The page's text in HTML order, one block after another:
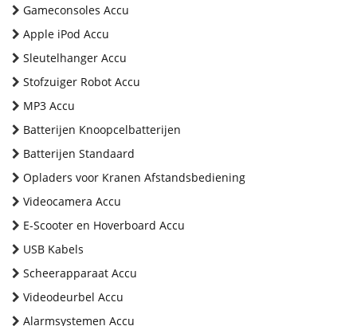
Gameconsoles Accu
Apple iPod Accu
Sleutelhanger Accu
Stofzuiger Robot Accu
MP3 Accu
Batterijen Knoopcelbatterijen
Batterijen Standaard
Opladers voor Kranen Afstandsbediening
Videocamera Accu
E-Scooter en Hoverboard Accu
USB Kabels
Scheerapparaat Accu
Videodeurbel Accu
Alarmsystemen Accu